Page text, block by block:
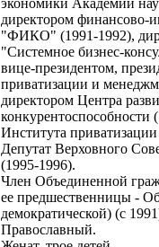
экономики Академии
директором финансово-
"ФИКО" (1991-1992),
"Системное бизнес-
вице-президентом,
приватизации и
директором Центра
конкурентоспособности
Института
Депутат Верховного
(1995-1996).
Член Объединенной
ее предшественницы -
демократической) (с
Православный.